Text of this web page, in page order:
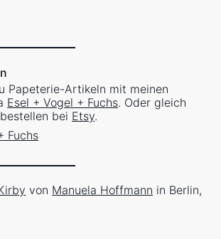
Papeterie-Artikeln mit meinen
Esel + Vogel + Fuchs. Oder gleich
bei Etsy.
von Manuela Hoffmann in Berlin,